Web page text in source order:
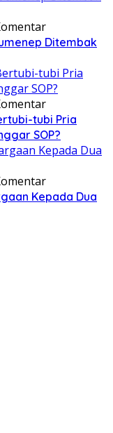
Ditembak
tubi Pria
SOP?
Kepada Dua